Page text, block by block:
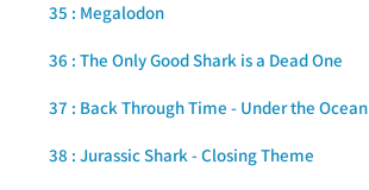
35 : Megalodon
36 : The Only Good Shark is a Dead One
37 : Back Through Time - Under the Ocean
38 : Jurassic Shark - Closing Theme